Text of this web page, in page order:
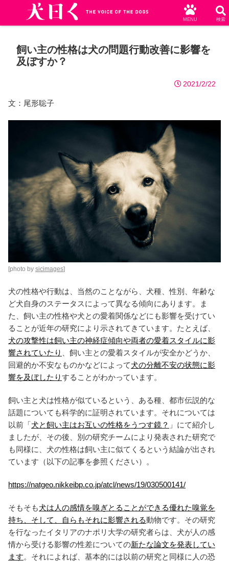
飼い主の性格は犬の問題行動改善に影響を
及ぼすか？
2021/2/22
文：尾形聡子
[photo by sicimages]
犬の性格や行動は、当然のことながら、犬種、性別、年齢な
ど犬自身のステータスによって異なる傾向にあります。ま
た、飼い主の性格や犬との愛着関係などにも影響を受けてい
ることが近年の研究により示されてきています。たとえば、
犬の攻撃性は飼い主の神経症傾向や両者の愛着スタイルに影
響されていたり
、飼い主との愛着スタイルが安全かどうか、
回避的か不安なものかなどによって犬の分離不安の状態に影
響を及ぼしたりすることがわかっています。
飼い主と犬は性格が似ているという、ある種、都市伝説的な
話題についても科学的に証明されています。それについては
以前「犬と飼い主はお互いの性格をうつす鏡？ 」にて紹介し
ましたが、その後、別の研究チームにより発表された研究で
も同様に、犬の性格は飼い主に似てくるという結論が出され
ています（以下の記事を参照ください）。
https://natgeo.nikkeibp.co.jp/atcl/news/19/030500141/
そもそも犬は人の感情を嗅ぎとることができる優れた嗅覚を
持ち、そして、自らもそれに影響される動物です。その研究
を行なったイタリアのナポリ大学の研究者らは、犬が人の感
情から受ける影響の性差についての新たな論文を発表してい
ます。それによれば、基本的には以前の研究と同様に人の恐
MENU 検索